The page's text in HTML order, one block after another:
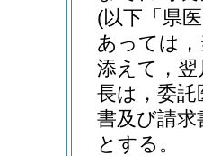
(以下「県
あっては
添えて，
長は，委
書及び請
とする。